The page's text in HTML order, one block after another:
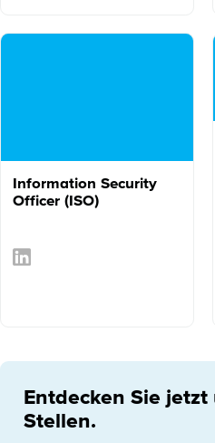
Information Security
Officer (ISO)
Entdecken Sie
Stellen.